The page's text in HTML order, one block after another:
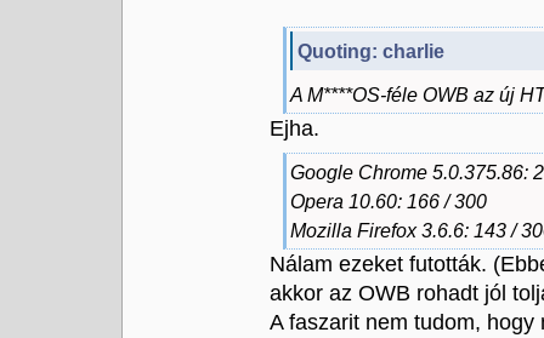
Quoting: charlie
A M****OS-féle OWB az új
Ejha.
Google Chrome 5.0.375.86:
Opera 10.60: 166 / 300
Mozilla Firefox 3.6.6: 143 /
Nálam ezeket futották.
akkor az OWB rohadt jól
A faszarit nem tudom,